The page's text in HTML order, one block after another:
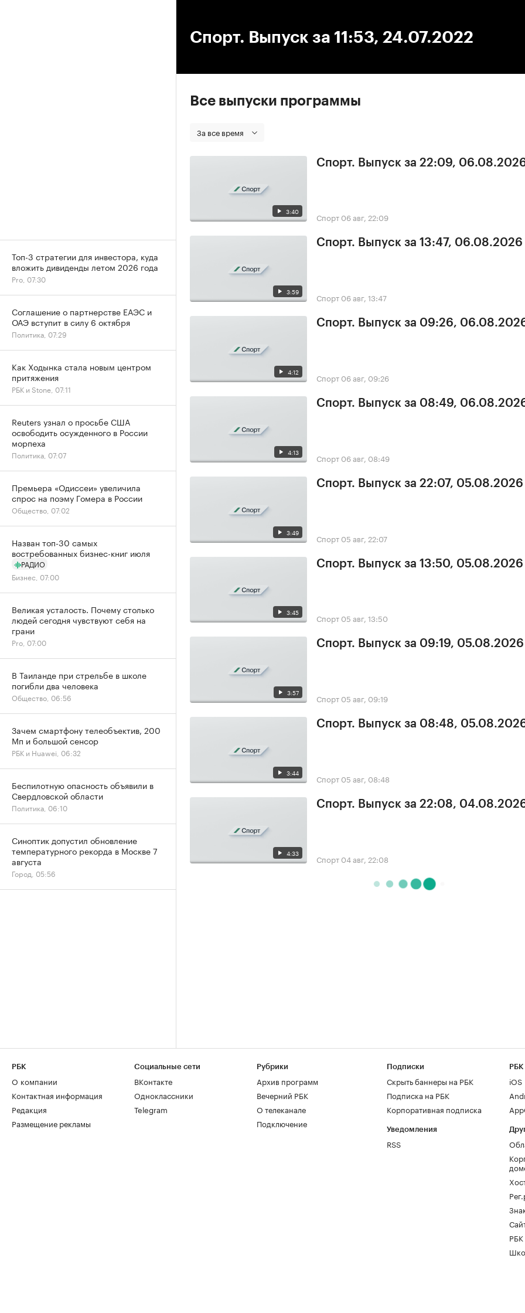
Спорт. Выпуск за 11:53, 24.07.2022
Все выпуски программы
За все время
3:40
Спорт. Выпуск за 22:09,
Спорт 06 авг, 22:09
3:59
Спорт. Выпуск за 13:47, 06.08.2026
Спорт 06 авг, 13:47
4:12
Спорт. Выпуск за 09:26,
Спорт 06 авг, 09:26
4:13
Спорт. Выпуск за 08:49,
Спорт 06 авг, 08:49
3:49
Спорт. Выпуск за 22:07, 05.08.2026
Спорт 05 авг, 22:07
3:45
Спорт. Выпуск за 13:50, 05.08.2026
Спорт 05 авг, 13:50
3:57
Спорт. Выпуск за 09:19, 05.08.2026
Спорт 05 авг, 09:19
3:44
Спорт. Выпуск за 08:48,
Спорт 05 авг, 08:48
4:33
Спорт. Выпуск за 22:08,
Спорт 04 авг, 22:08
Топ-3 стратегии для инвестора, куда
вложить дивиденды летом 2026 года
Pro, 07:30
Соглашение о партнерстве ЕАЭС и
ОАЭ вступит в силу 6 октября
Политика, 07:29
Как Ходынка стала новым центром
притяжения
РБК и Stone, 07:11
Reuters узнал о просьбе США
освободить осужденного в России
морпеха
Политика, 07:07
Премьера «Одиссеи» увеличила
спрос на поэму Гомера в России
Общество, 07:02
Назван топ-30 самых
востребованных бизнес-книг июля
РАДИО
Бизнес, 07:00
Великая усталость. Почему столько
людей сегодня чувствуют себя на
грани
Pro, 07:00
В Таиланде при стрельбе в школе
погибли два человека
Общество, 06:56
Зачем смартфону телеобъектив, 200
Мп и большой сенсор
РБК и Huawei, 06:32
Беспилотную опасность объявили в
Свердловской области
Политика, 06:10
Синоптик допустил обновление
температурного рекорда в Москве 7
августа
Город, 05:56
РБК
О компании
Контактная информация
Редакция
Размещение рекламы
Социальные сети
ВКонтакте
Одноклассники
Telegram
Рубрики
Архив программ
Вечерний РБК
О телеканале
Подключение
Подписки
Скрыть баннеры на РБК
Подписка на РБК
Корпоративная подписка
Уведомления
RSS
РБК
iOS